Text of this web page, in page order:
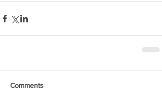
Comments